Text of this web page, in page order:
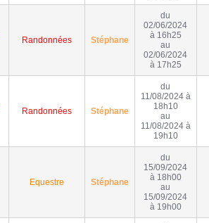
Randonnées Stéphane
du
02/06/2024
à 16h25
au
02/06/2024
à 17h25
Randonnées Stéphane
du
11/08/2024 à
18h10
au
11/08/2024 à
19h10
Equestre Stéphane
du
15/09/2024
à 18h00
au
15/09/2024
à 19h00